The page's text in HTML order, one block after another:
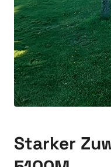
Starker